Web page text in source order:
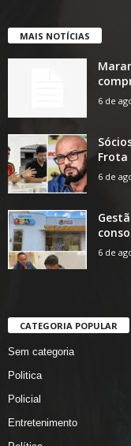
MAIS NOTÍCIAS
6 de
Frota
6 de
6 de
CATEGORIA POPULAR
Sem categoria
Politica
Policial
Entretenimento